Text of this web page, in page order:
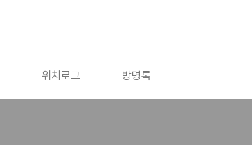
위치로그 방명록